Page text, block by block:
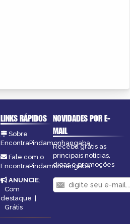
LINKS RÁPIDOS
Sobre
EncontraPindamonhangaba
Fale com o
EncontraPindamonhangaba
ANUNCIE:
Com
destaque |
Grátis
NOVIDADES POR E-
MAIL
Receba grátis as
principais notícias,
dicas e promoções